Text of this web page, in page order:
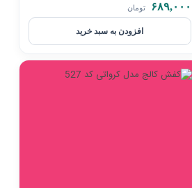
۶۸۹,۰۰۰ تومان
افزودن به سبد خرید